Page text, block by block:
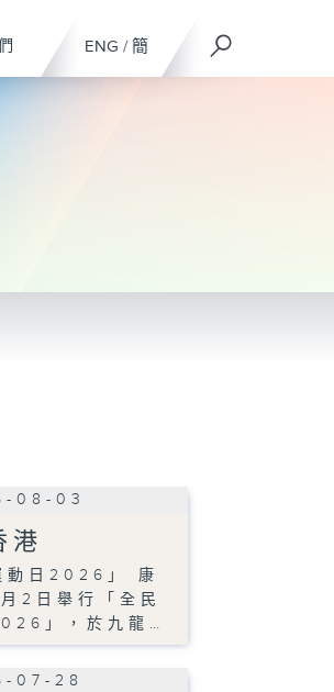
ENG / 簡
08-03
港
動日2026」 康
2日舉行「全民
」，於九龍…
07-28